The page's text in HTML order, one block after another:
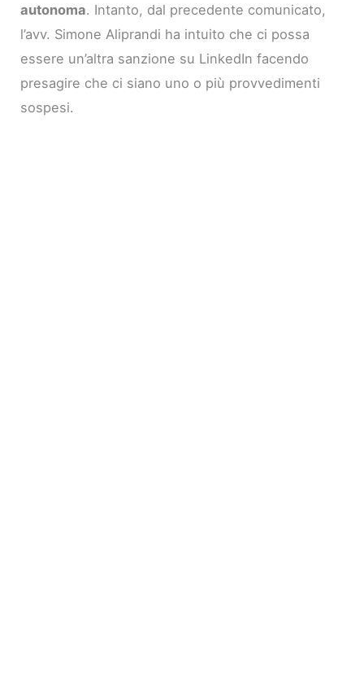
autonoma. Intanto, dal precedente comunicato,
l’avv. Simone Aliprandi ha intuito che ci possa
essere un’altra sanzione su LinkedIn facendo
presagire che ci siano uno o più provvedimenti
sospesi.